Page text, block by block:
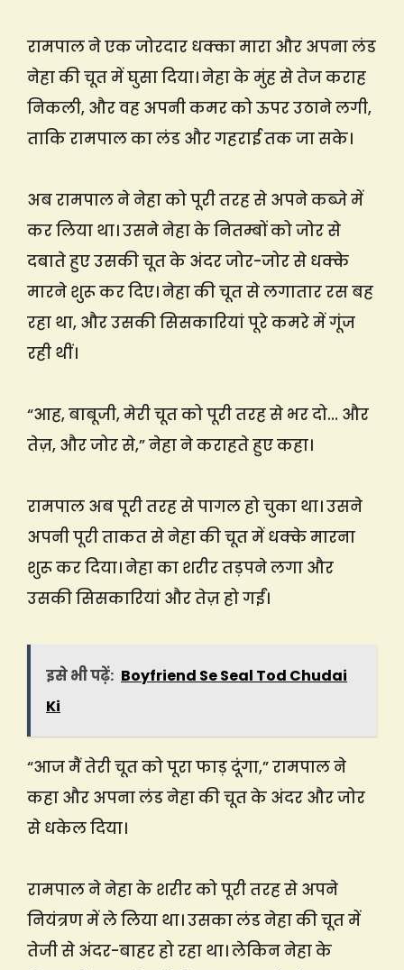
रामपाल ने एक जोरदार धक्का मारा और अपना लंड
नेहा की चूत में घुसा दिया। नेहा के मुंह से तेज कराह
निकली, और वह अपनी कमर को ऊपर उठाने लगी,
ताकि रामपाल का लंड और गहराई तक जा सके।
अब रामपाल ने नेहा को पूरी तरह से अपने कब्जे में
कर लिया था। उसने नेहा के नितम्बों को जोर से
दबाते हुए उसकी चूत के अंदर जोर-जोर से धक्के
मारने शुरू कर दिए। नेहा की चूत से लगातार रस बह
रहा था, और उसकी सिसकारियां पूरे कमरे में गूंज
रही थीं।
“आह, बाबूजी, मेरी चूत को पूरी तरह से भर दो… और
तेज़, और जोर से,” नेहा ने कराहते हुए कहा।
रामपाल अब पूरी तरह से पागल हो चुका था। उसने
अपनी पूरी ताकत से नेहा की चूत में धक्के मारना
शुरू कर दिया। नेहा का शरीर तड़पने लगा और
उसकी सिसकारियां और तेज़ हो गईं।
इसे भी पढ़ें: Boyfriend Se Seal Tod Chudai
Ki
“आज मैं तेरी चूत को पूरा फाड़ दूंगा,” रामपाल ने
कहा और अपना लंड नेहा की चूत के अंदर और जोर
से धकेल दिया।
रामपाल ने नेहा के शरीर को पूरी तरह से अपने
नियंत्रण में ले लिया था। उसका लंड नेहा की चूत में
तेजी से अंदर-बाहर हो रहा था। लेकिन नेहा के